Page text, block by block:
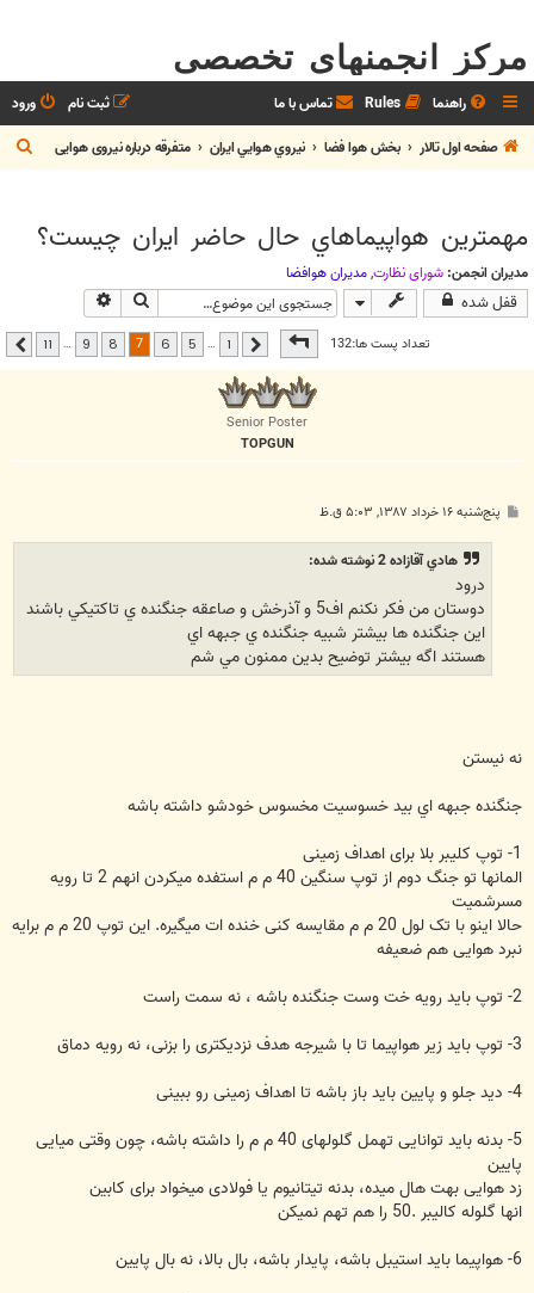
مرکز انجمنهای تخصصی
راهنما Rules تماس با ما ورود
ثبت نام
صفحه اول تالار
بخش هوا فضا نيروي هوايي ايران متفرقه درباره نیروی هوایی
ج
س
مهمترين هواپيماهاي حال حاضر ايران چيست؟
مدیران انجمن: شوراي نظارت,مديران هوافضا
قفل شده جستجو
تعداد پست ها:132صفحه از11 قبلی …
5
6
7
8
9
…
11 بعدی
Senior Poster
TOPGUN
پ پنج‌شنبه ۱۶ خرداد ۱۳۸۷, ۵:۰۳ ق.ظ
هادي آقازاده 2 نوشته شده:
درود
دوستان من فکر نکنم اف5 و آذرخش و صاعقه جنگنده ي تاکتيکي باشند
اين جنگنده ها بيشتر شبيه جنگنده ي جبهه اي
هستند اگه بيشتر توضيح بدين ممنون مي شم
نه نيستن
جنگنده جبهه اي بيد خسوسيت مخسوس خودشو داشته باشه
1- توپ کليبر بلا برای اهداف زمينی
المانها تو جنگ دوم از توپ سنگين 40 م م استفده ميکردن انهم 2 تا رويه
مسرشميت
حالا اينو با تک لول 20 م م مقايسه کنی خنده ات ميگيره. اين توپ 20 م م برايه
نبرد هوايی هم ضعيفه
2- توپ بايد رويه خت وست جنگنده باشه ، نه سمت راست
3- توپ بايد زير هواپيما تا با شيرجه هدف نزديکتری را بزنی، نه رويه دماق
4- ديد جلو و پايين بايد باز باشه تا اهداف زمينی رو ببينی
5- بدنه بايد توانايی تهمل گلولهای 40 م م را داشته باشه، چون وقتی ميايی
پايين
زد هوايی بهت هال ميده، بدنه تيتانيوم يا فولادی ميخواد برای کابين
انها گلوله کاليبر .50 را هم تهم نميکن
6- هواپيما بايد استيبل باشه، پايدار باشه، بال بالا، نه بال پايين